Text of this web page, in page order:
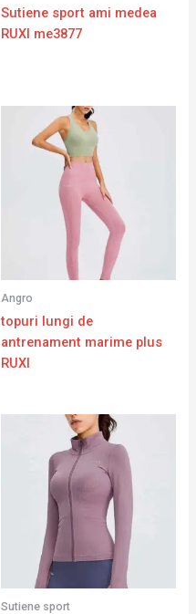
Sutiene sport ami medea
RUXI me3877
Angro
topuri lungi de
antrenament marime plus
RUXI
Sutiene sport